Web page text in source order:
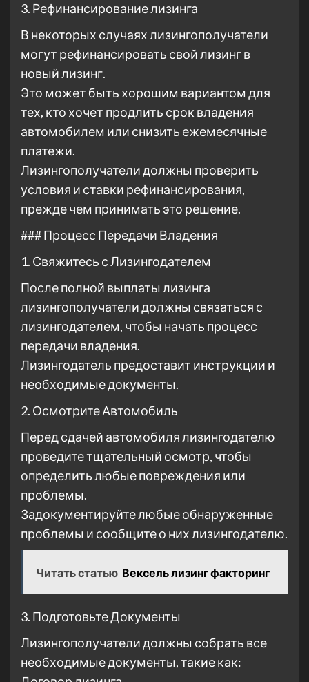
3. Рефинансирование лизинга
В некоторых случаях лизингополучатели
могут рефинансировать свой лизинг в
новый лизинг.
Это может быть хорошим вариантом для
тех, кто хочет продлить срок владения
автомобилем или снизить ежемесячные
платежи.
Лизингополучатели должны проверить
условия и ставки рефинансирования,
прежде чем принимать это решение.
### Процесс Передачи Владения
1. Свяжитесь с Лизингодателем
После полной выплаты лизинга
лизингополучатели должны связаться с
лизингодателем, чтобы начать процесс
передачи владения.
Лизингодатель предоставит инструкции и
необходимые документы.
2. Осмотрите Автомобиль
Перед сдачей автомобиля лизингодателю
проведите тщательный осмотр, чтобы
определить любые повреждения или
проблемы.
Задокументируйте любые обнаруженные
проблемы и сообщите о них лизингодателю.
Читать статью Вексель лизинг факторинг
3. Подготовьте Документы
Лизингополучатели должны собрать все
необходимые документы, такие как: